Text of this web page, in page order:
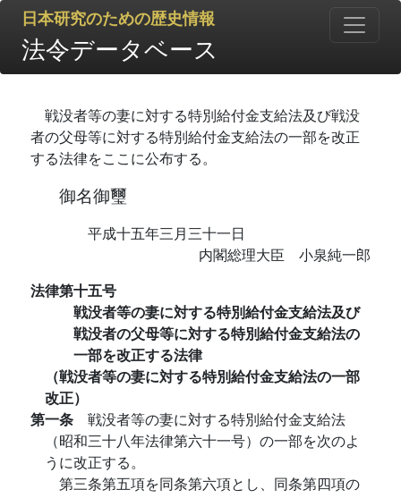
日本研究のための歴史情報
法令データベース
戦没者等の妻に対する特別給付金支給法及び戦没
者の父母等に対する特別給付金支給法の一部を改正
する法律をここに公布する。
御名御璽
平成十五年三月三十一日
内閣総理大臣 小泉純一郎
法律第十五号
戦没者等の妻に対する特別給付金支給法及び
戦没者の父母等に対する特別給付金支給法の
一部を改正する法律
（戦没者等の妻に対する特別給付金支給法の一部
改正）
第一条 戦没者等の妻に対する特別給付金支給法
（昭和三十八年法律第六十一号）の一部を次のよ
うに改正する。
第三条第五項を同条第六項とし、同条第四項の